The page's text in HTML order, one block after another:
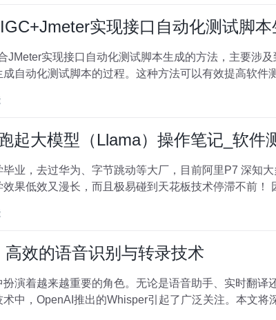
实现接口自动化测试脚本
JMeter实现接口自动化测试脚本生成的方法，主要涉
自动化测试脚本的过程。这种方法可以有效提高软件
起大模型（Llama）操作笔记_软件
跳动等大厂，目前阿里P7 深知大多数程序员，想要提升技能，往往是自己摸
而且极易碰到天花板技术停滞不前！ 因此收集整理了一份《2024年最新软件测试
效的语音识别与转录技术
演着越来越重要的角色。无论是语音助手、实时翻译
中，OpenAI推出的Whisper引起了广泛关注。本文将